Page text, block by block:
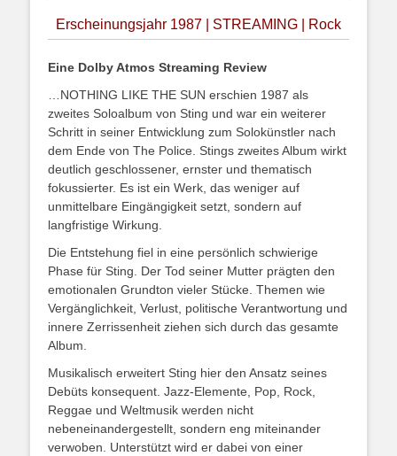
Erscheinungsjahr 1987 | STREAMING | Rock
Eine Dolby Atmos Streaming Review
…NOTHING LIKE THE SUN erschien 1987 als
zweites Soloalbum von Sting und war ein weiterer
Schritt in seiner Entwicklung zum Solokünstler nach
dem Ende von The Police. Stings zweites Album wirkt
deutlich geschlossener, ernster und thematisch
fokussierter. Es ist ein Werk, das weniger auf
unmittelbare Eingängigkeit setzt, sondern auf
langfristige Wirkung.
Die Entstehung fiel in eine persönlich schwierige
Phase für Sting. Der Tod seiner Mutter prägten den
emotionalen Grundton vieler Stücke. Themen wie
Vergänglichkeit, Verlust, politische Verantwortung und
innere Zerrissenheit ziehen sich durch das gesamte
Album.
Musikalisch erweitert Sting hier den Ansatz seines
Debüts konsequent. Jazz-Elemente, Pop, Rock,
Reggae und Weltmusik werden nicht
nebeneinandergestellt, sondern eng miteinander
verwoben. Unterstützt wird er dabei von einer